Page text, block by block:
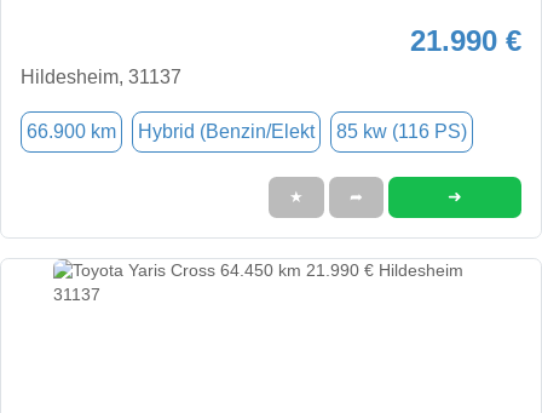
21.990 €
Hildesheim, 31137
66.900 km Hybrid (Benzin/Elekt 85 kw (116 PS)
★ ➦ ➜